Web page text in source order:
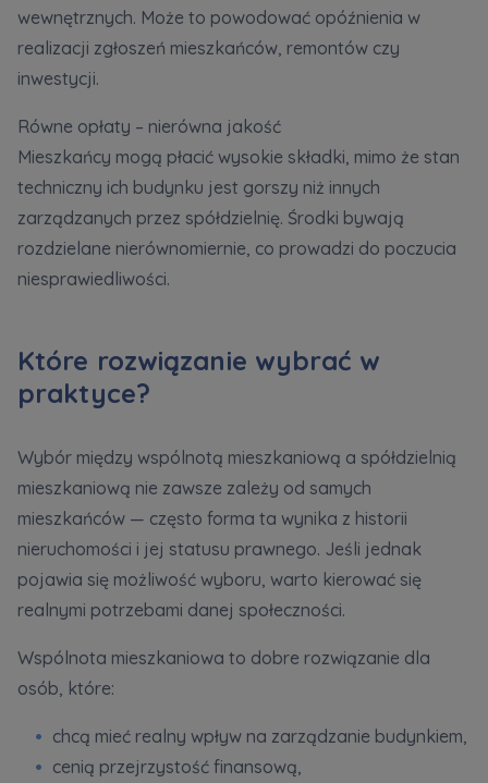
wewnętrznych. Może to powodować opóźnienia w
realizacji zgłoszeń mieszkańców, remontów czy
inwestycji.
Równe opłaty – nierówna jakość
Mieszkańcy mogą płacić wysokie składki, mimo że stan
techniczny ich budynku jest gorszy niż innych
zarządzanych przez spółdzielnię. Środki bywają
rozdzielane nierównomiernie, co prowadzi do poczucia
niesprawiedliwości.
Które rozwiązanie wybrać w
praktyce?
Wybór między wspólnotą mieszkaniową a spółdzielnią
mieszkaniową nie zawsze zależy od samych
mieszkańców — często forma ta wynika z historii
nieruchomości i jej statusu prawnego. Jeśli jednak
pojawia się możliwość wyboru, warto kierować się
realnymi potrzebami danej społeczności.
Wspólnota mieszkaniowa to dobre rozwiązanie dla
osób, które:
chcą mieć realny wpływ na zarządzanie budynkiem,
cenią przejrzystość finansową,